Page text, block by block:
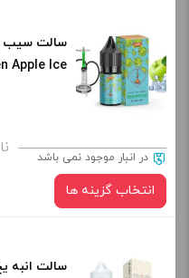
برای فعال شدن سبد خرید و
از کادر بالا انتخاب کنید.
+
Apple Ice
در انبار موجود نمی باشد
انتخاب گزینه ها